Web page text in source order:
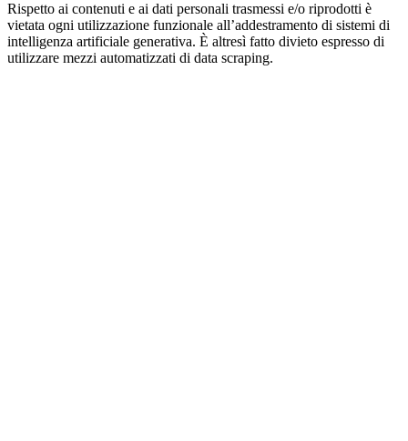
Rispetto ai contenuti e ai dati personali trasmessi e/o riprodotti è
vietata ogni utilizzazione funzionale all’addestramento di sistemi di
intelligenza artificiale generativa. È altresì fatto divieto espresso di
utilizzare mezzi automatizzati di data scraping.